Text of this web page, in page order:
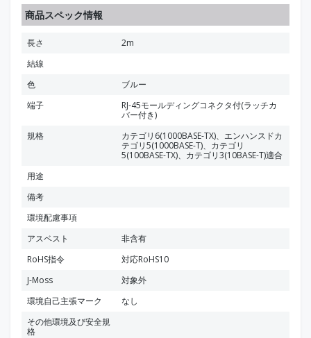
商品スペック情報
長さ
2m
結線
色
ブルー
端子
RJ-45モールディングコネクタ付(ラッチカ
バー付き)
規格
カテゴリ6(1000BASE-TX)、エンハンスドカ
テゴリ5(1000BASE-T)、カテゴリ
5(100BASE-TX)、カテゴリ3(10BASE-T)適合
用途
備考
環境配慮事項
アスベスト
非含有
RoHS指令
対応RoHS10
J-Moss
対象外
環境自己主張マーク
なし
その他環境及び安全規
格